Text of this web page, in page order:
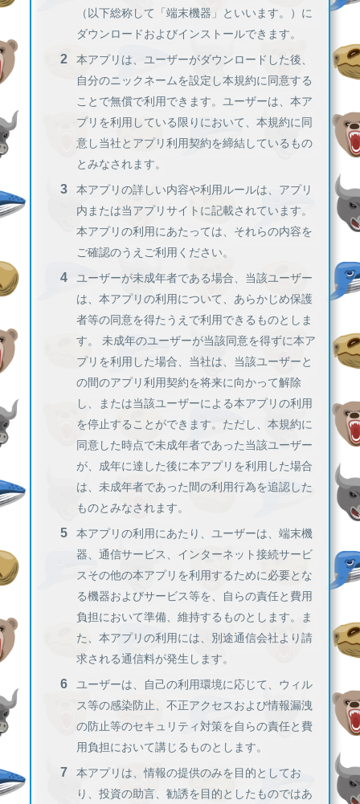
（以下総称して「端末機器」といいます。）に
ダウンロードおよびインストールできます。
本アプリは、ユーザーがダウンロードした後、
自分のニックネームを設定し本規約に同意する
ことで無償で利用できます。ユーザーは、本ア
プリを利用している限りにおいて、本規約に同
意し当社とアプリ利用契約を締結しているもの
とみなされます。
本アプリの詳しい内容や利用ルールは、アプリ
内または当アプリサイトに記載されています。
本アプリの利用にあたっては、それらの内容を
ご確認のうえご利用ください。
ユーザーが未成年者である場合、当該ユーザー
は、本アプリの利用について、あらかじめ保護
者等の同意を得たうえで利用できるものとしま
す。 未成年のユーザーが当該同意を得ずに本ア
プリを利用した場合、当社は、当該ユーザーと
の間のアプリ利用契約を将来に向かって解除
し、または当該ユーザーによる本アプリの利用
を停止することができます。ただし、本規約に
同意した時点で未成年者であった当該ユーザー
が、成年に達した後に本アプリを利用した場合
は、未成年者であった間の利用行為を追認した
ものとみなされます。
本アプリの利用にあたり、ユーザーは、端末機
器、通信サービス、インターネット接続サービ
スその他の本アプリを利用するために必要とな
る機器およびサービス等を、自らの責任と費用
負担において準備、維持するものとします。ま
た、本アプリの利用には、別途通信会社より請
求される通信料が発生します。
ユーザーは、自己の利用環境に応じて、ウィル
ス等の感染防止、不正アクセスおよび情報漏洩
の防止等のセキュリティ対策を自らの責任と費
用負担において講じるものとします。
本アプリは、情報の提供のみを目的としてお
り、投資の助言、勧誘を目的としたものではあ